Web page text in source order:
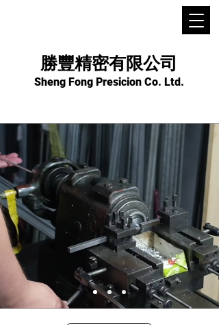
勝豐精密有限公司
Sheng Fong Presicion Co. Ltd.